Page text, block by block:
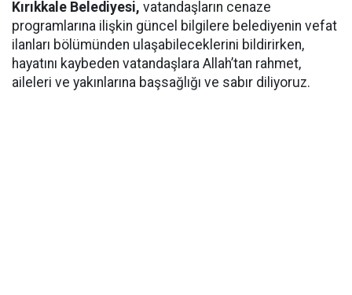
Kırıkkale Belediyesi, vatandaşların cenaze
programlarına ilişkin güncel bilgilere belediyenin vefat
ilanları bölümünden ulaşabileceklerini bildirirken,
hayatını kaybeden vatandaşlara Allah’tan rahmet,
aileleri ve yakınlarına başsağlığı ve sabır diliyoruz.